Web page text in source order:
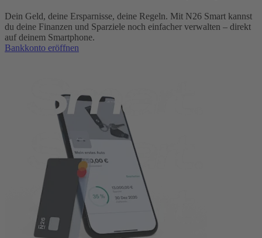
Dein Geld, deine Ersparnisse, deine Regeln. Mit N26 Smart kannst
du deine Finanzen und Sparziele noch einfacher verwalten – direkt
auf deinem Smartphone.
Bankkonto eröffnen